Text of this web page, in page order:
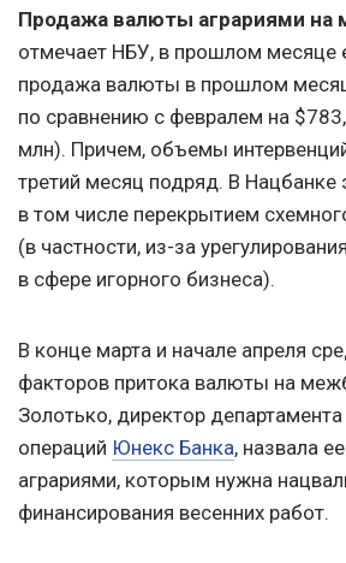
Продажа валюты аграриями на
отмечает НБУ, в прошлом месяце
продажа валюты в прошлом
по сравнению с февралем на
млн). Причем, объемы
третий месяц подряд. В Нацбанке
в том числе перекрытием
(в частности, из-за
в сфере игорного бизнеса).
В конце марта и начале апреля
факторов притока валюты на
Золотько, директор
операций Юнекс Банка, назвала
аграриями, которым нужна
финансирования весенних работ.